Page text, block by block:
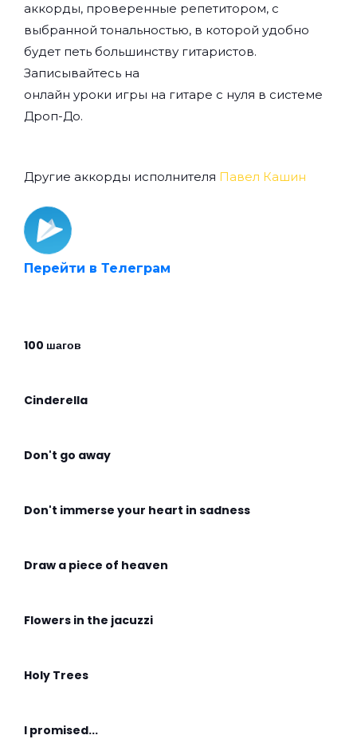
аккорды, проверенные репетитором, с
выбранной тональностью, в которой удобно
будет петь большинству гитаристов.
Записывайтесь на
онлайн уроки игры на гитаре с нуля в системе
Дроп-До.
Другие аккорды исполнителя Павел Кашин
Перейти в Телеграм
100 шагов
Cinderella
Don't go away
Don't immerse your heart in sadness
Draw a piece of heaven
Flowers in the jacuzzi
Holy Trees
I promised...